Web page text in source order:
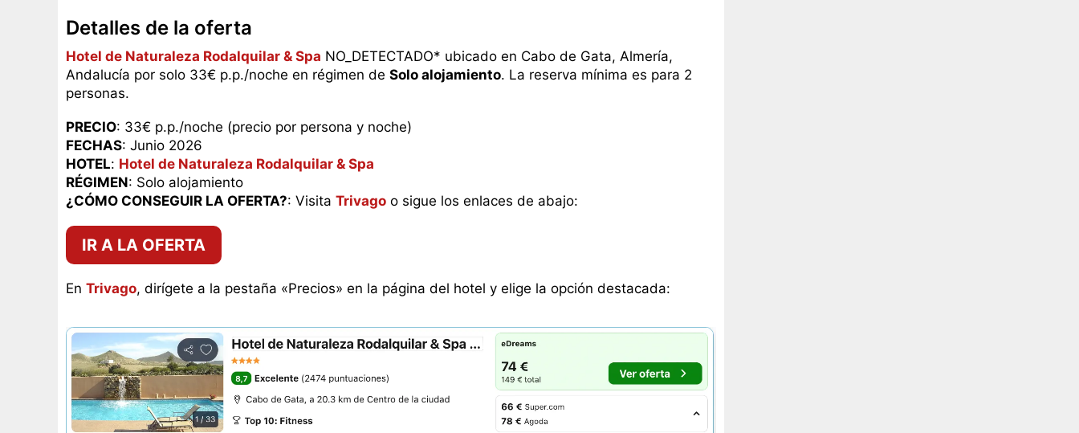
Detalles de la oferta
Hotel de Naturaleza Rodalquilar & Spa NO_DETECTADO* ubicado en Cabo de Gata, Almería,
Andalucía por solo 33€ p.p./noche en régimen de Solo alojamiento. La reserva mínima es para 2
personas.
PRECIO: 33€ p.p./noche (precio por persona y noche)
FECHAS: Junio 2026
HOTEL: Hotel de Naturaleza Rodalquilar & Spa
RÉGIMEN: Solo alojamiento
¿CÓMO CONSEGUIR LA OFERTA?: Visita Trivago o sigue los enlaces de abajo:
IR A LA OFERTA
En Trivago, dirígete a la pestaña «Precios» en la página del hotel y elige la opción destacada: